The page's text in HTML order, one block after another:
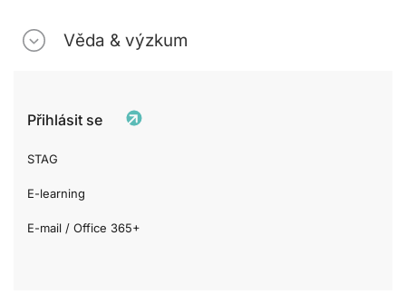
Věda & výzkum
Přihlásit se
STAG
E-learning
E-mail / Office 365+